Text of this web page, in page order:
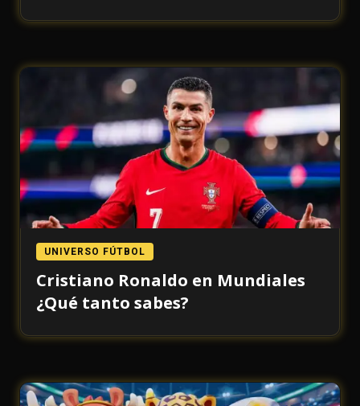
UNIVERSO FÚTBOL
Cristiano Ronaldo en Mundiales
¿Qué tanto sabes?